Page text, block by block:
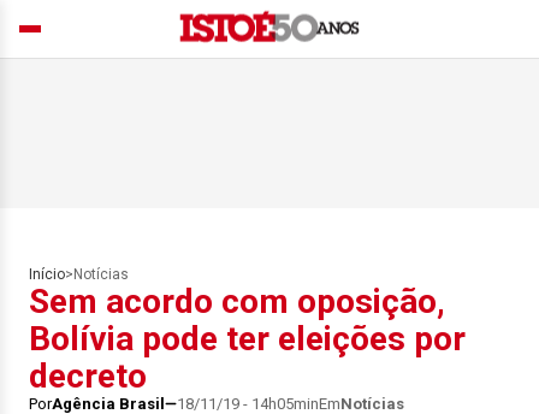
Início> Notícias
Sem acordo com oposição,
Bolívia pode ter eleições por
decreto
PorAgência Brasil 18/11/19 - 14h05minEmNotícias